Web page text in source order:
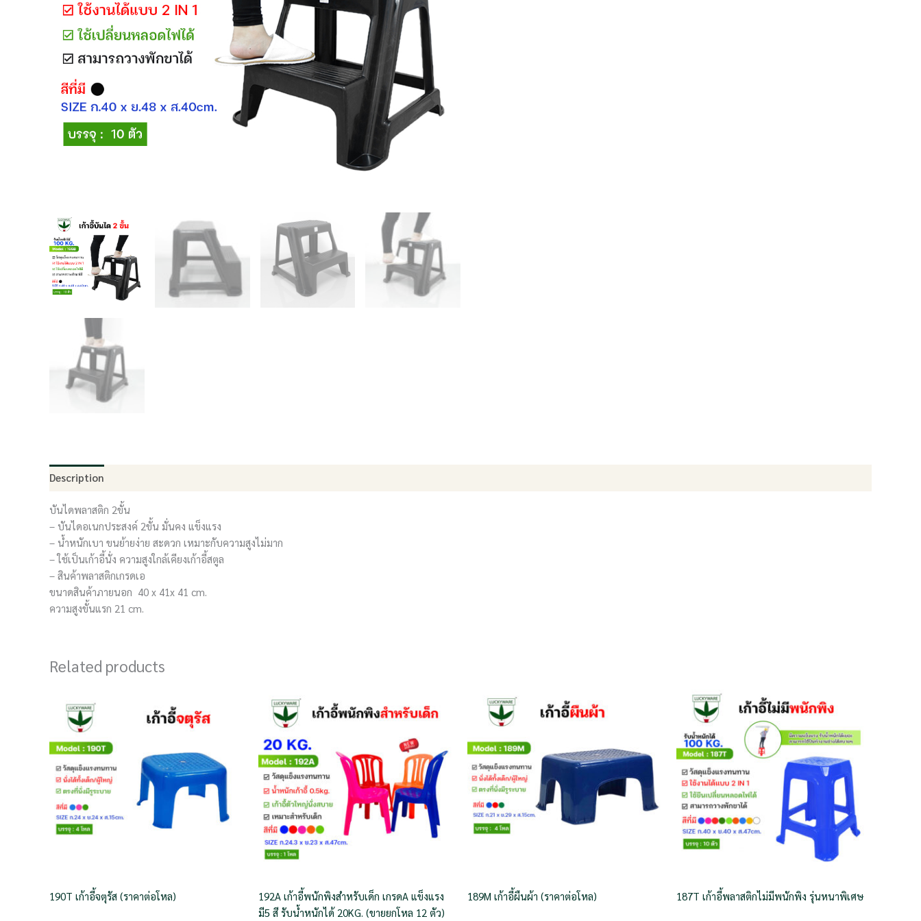
Description
บันไดพลาสติก 2ขั้น
– บันไดอเนกประสงค์ 2ขั้น มั่นคง แข็งแรง
– น้ำหนักเบา ขนย้ายง่าย สะดวก เหมาะกับความสูงไม่มาก
– ใช้เป็นเก้าอี้นั่ง ความสูงใกล้เคียงเก้าอี้สตูล
– สินค้าพลาสติกเกรดเอ
ขนาดสินค้าภายนอก 40 x 41x 41 cm.
ความสูงขั้นแรก 21 cm.
Related products
190T เก้าอี้จตุรัส (ราคาต่อโหล)
192A เก้าอี้พนักพิงสำหรับเด็ก เกรดA แข็งแรง
มี5 สี รับน้ำหนักได้ 20KG. (ขายยกโหล 12 ตัว)
189M เก้าอี้ผืนผ้า (ราคาต่อโหล) 187T เก้าอี้พลาสติกไม่มีพนักพิง รุ่นหนาพิเศษ